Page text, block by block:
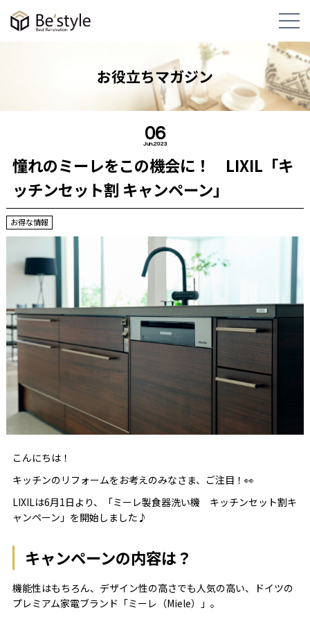
お役立ちマガジン
06
Jun.2023
憧れのミーレをこの機会に！ LIXIL「キ
ッチンセット割 キャンペーン」
お得な情報
こんにちは！
キッチンのリフォームをお考えのみなさま、ご注目！👀
LIXILは6月1日より、「ミーレ製食器洗い機 キッチンセット割キ
ャンペーン」を開始しました♪
キャンペーンの内容は？
機能性はもちろん、デザイン性の高さでも人気の高い、ドイツの
プレミアム家電ブランド「ミーレ（Miele）」。